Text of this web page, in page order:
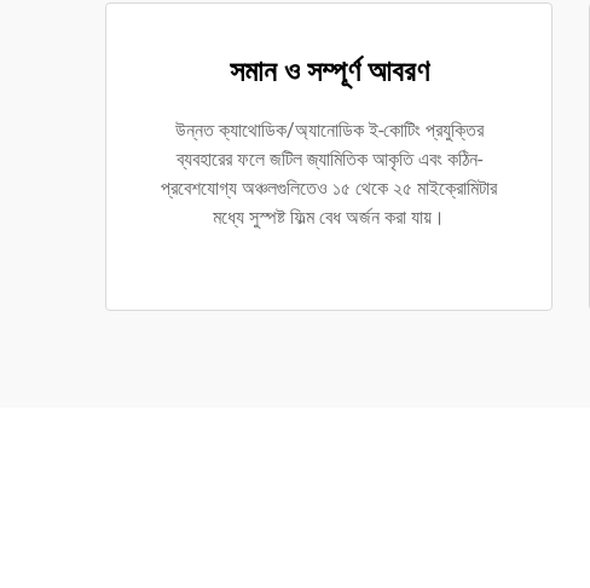
সমান ও সম্পূর্ণ আবরণ
উন্নত ক্যাথোডিক/অ্যানোডিক ই-কোটিং প্রযুক্তির
ব্যবহারের ফলে জটিল জ্যামিতিক আকৃতি এবং কঠিন-
প্রবেশযোগ্য অঞ্চলগুলিতেও ১৫ থেকে ২৫ মাইক্রোমিটার
মধ্যে সুস্পষ্ট ফিল্ম বেধ অর্জন করা যায়।